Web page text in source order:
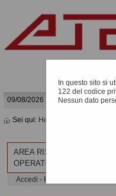
09/08/2026 04:53
Sei qui: Home
In questo sito si
122 del codice
Nessun dato
AREA RISERVATA
OPERATORE ECONOMICO
Accedi - Registrati